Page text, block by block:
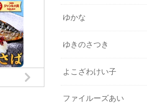
ゆかな
ゆきのさつき
よこざわけい子
ファイルーズあい